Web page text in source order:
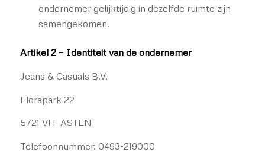
ondernemer gelijktijdig in dezelfde ruimte zijn
samengekomen.
Artikel 2 – Identiteit van de ondernemer
Jeans & Casuals B.V.
Florapark 22
5721 VH ASTEN
Telefoonnummer: 0493-219000